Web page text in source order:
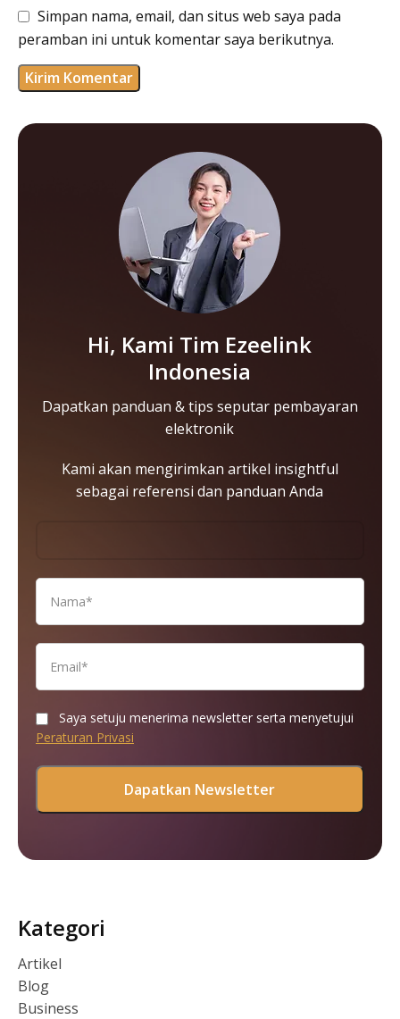
Simpan nama, email, dan situs web saya pada
peramban ini untuk komentar saya berikutnya.
Hi, Kami Tim Ezeelink
Indonesia
Dapatkan panduan & tips seputar pembayaran
elektronik
Kami akan mengirimkan artikel insightful
sebagai referensi dan panduan Anda
Saya setuju menerima newsletter serta menyetujui
Peraturan Privasi
Kategori
Artikel
Blog
Business